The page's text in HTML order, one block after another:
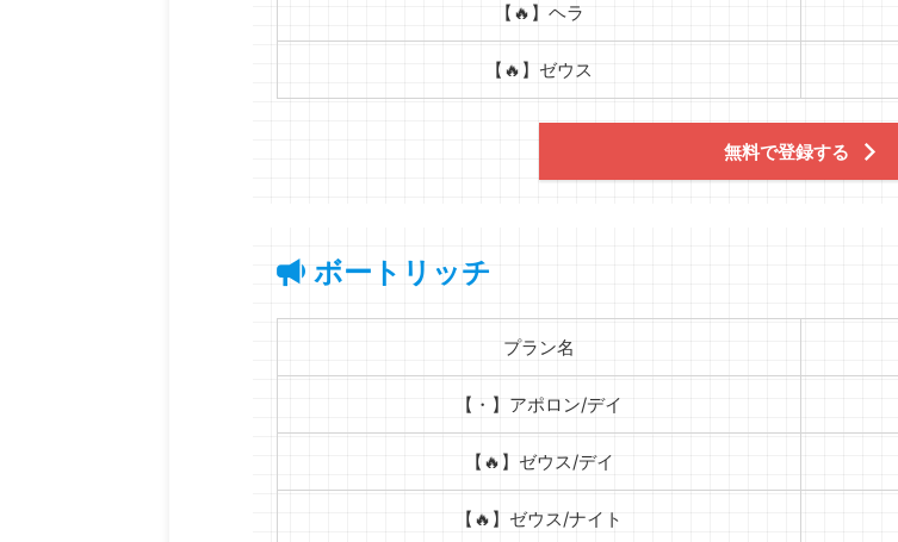
【🔥】ヘラ
【🔥】ゼウス
無料で登録する
ボートリッチ
プラン名
【・】アポロン/デイ
【🔥】ゼウス/デイ
【🔥】ゼウス/ナイト